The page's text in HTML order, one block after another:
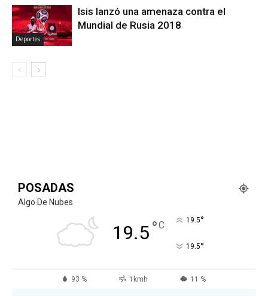
Deportes
Isis lanzó una amenaza contra el
Mundial de Rusia 2018
POSADAS
Algo De Nubes
19.5°C 19.5°
19.5°
93 % 1kmh 11 %